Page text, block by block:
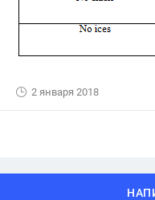
2 января 2018